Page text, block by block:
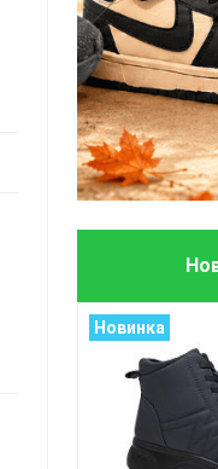
Новинка